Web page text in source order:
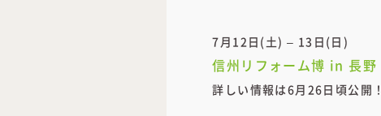
7月12日(土) – 13日(日)
信州リフォーム博 in 長野
詳しい情報は6月26日頃公開！